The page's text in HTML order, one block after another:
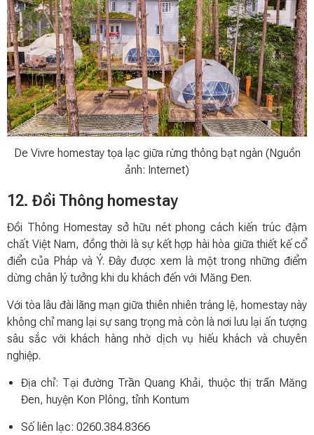
De Vivre homestay tọa lạc giữa rừng thông bạt ngàn (Nguồn
ảnh: Internet)
12. Đồi Thông homestay
Đồi Thông Homestay sở hữu nét phong cách kiến trúc đậm
chất Việt Nam, đồng thời là sự kết hợp hài hòa giữa thiết kế cổ
điển của Pháp và Ý. Đây được xem là một trong những điểm
dừng chân lý tưởng khi du khách đến với Măng Đen.
Với tòa lâu đài lãng mạn giữa thiên nhiên tráng lệ, homestay này
không chỉ mang lại sự sang trọng mà còn là nơi lưu lại ấn tượng
sâu sắc với khách hàng nhờ dịch vụ hiếu khách và chuyên
nghiệp.
Địa chỉ: Tại đường Trần Quang Khải, thuộc thị trấn Măng
Đen, huyện Kon Plông, tỉnh Kontum
Số liên lạc: 0260.384.8366